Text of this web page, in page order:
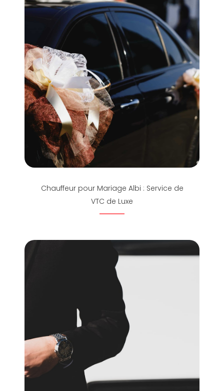
Chauffeur pour Mariage Albi : Service de
VTC de Luxe